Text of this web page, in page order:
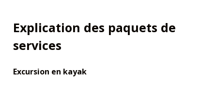
Explication des paquets de
services
Excursion en kayak